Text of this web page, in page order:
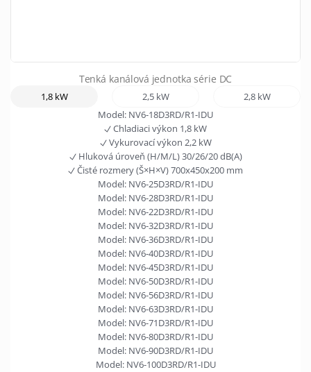
Tenká kanálová jednotka série DC
1,8 kW 2,5 kW
2,8 kW
Model: NV6-18D3RD/R1-IDU
Chladiaci výkon 1,8 kW
Vykurovací výkon 2,2 kW
Hluková úroveň (H/M/L)30/26/20 dB(A)
Čisté rozmery (Š×H×V)700x450x200 mm
Model: NV6-25D3RD/R1-IDU
Model: NV6-28D3RD/R1-IDU
Model: NV6-22D3RD/R1-IDU
Model: NV6-32D3RD/R1-IDU
Model: NV6-36D3RD/R1-IDU
Model: NV6-40D3RD/R1-IDU
Model: NV6-45D3RD/R1-IDU
Model: NV6-50D3RD/R1-IDU
Model: NV6-56D3RD/R1-IDU
Model: NV6-63D3RD/R1-IDU
Model: NV6-71D3RD/R1-IDU
Model: NV6-80D3RD/R1-IDU
Model: NV6-90D3RD/R1-IDU
Model: NV6-100D3RD/R1-IDU